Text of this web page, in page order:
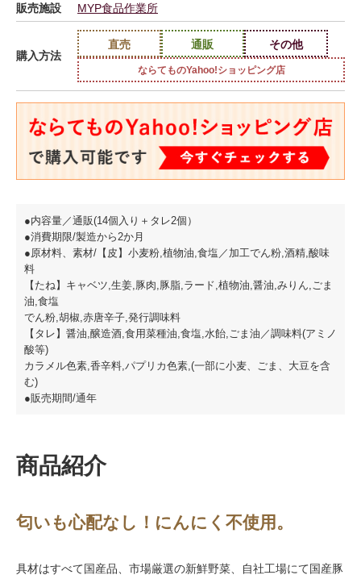
販売施設 MYP食品作業所
購入方法
直売 通販 その他
ならてものYahoo!ショッピング店
●内容量／通販(14個入り＋タレ2個）
●消費期限/製造から2か月
●原材料、素材/【皮】小麦粉,植物油,食塩／加工でん粉,酒精,酸味
料
【たね】キャベツ,生姜,豚肉,豚脂,ラード,植物油,醤油,みりん,ごま
油,食塩
でん粉,胡椒,赤唐辛子,発行調味料
【タレ】醤油,醸造酒,食用菜種油,食塩,水飴,ごま油／調味料(アミノ
酸等)
カラメル色素,香辛料,パプリカ色素,(一部に小麦、ごま、大豆を含
む)
●販売期間/通年
商品紹介
匂いも心配なし！にんにく不使用。
具材はすべて国産品、市場厳選の新鮮野菜、自社工場にて国産豚